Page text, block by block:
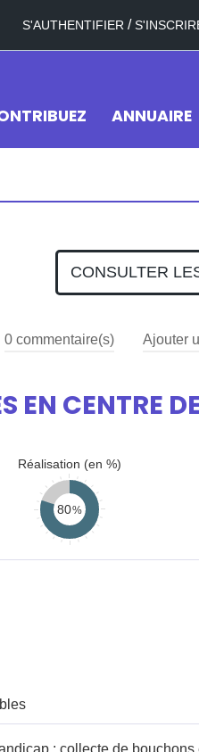
S'AUTHENTIFIER /
ANNUAIRE
CONSULTER
0 commentaire(s) Ajouter
EN CENTRE
Réalisation (en %)
80
: collecte de bouchons